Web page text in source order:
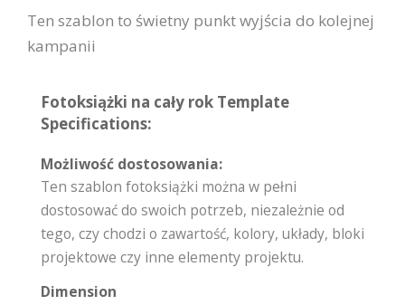
Ten szablon to świetny punkt wyjścia do kolejnej
kampanii
Fotoksiążki na cały rok Template
Specifications:
Możliwość dostosowania:
Ten szablon fotoksiążki można w pełni
dostosować do swoich potrzeb, niezależnie od
tego, czy chodzi o zawartość, kolory, układy, bloki
projektowe czy inne elementy projektu.
Dimension